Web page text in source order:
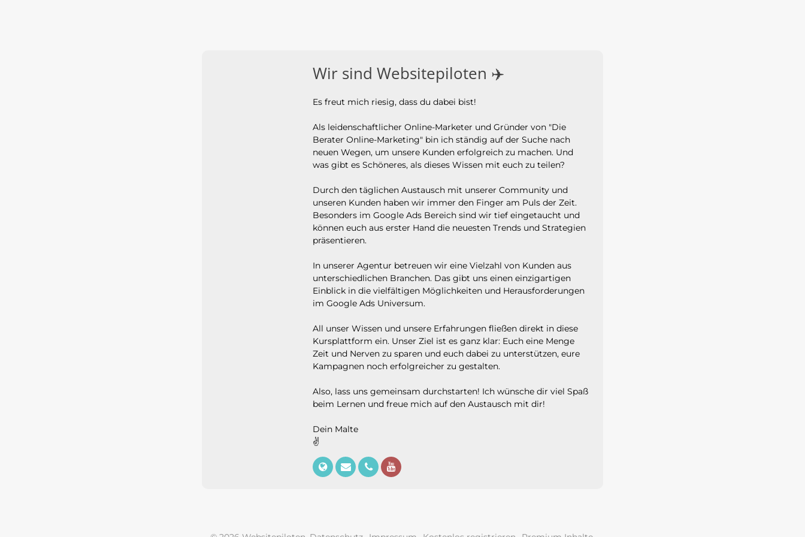
Wir sind Websitepiloten ✈️
Es freut mich riesig, dass du dabei bist!
Als leidenschaftlicher Online-Marketer und Gründer von "Die
Berater Online-Marketing" bin ich ständig auf der Suche nach
neuen Wegen, um unsere Kunden erfolgreich zu machen. Und
was gibt es Schöneres, als dieses Wissen mit euch zu teilen?
Durch den täglichen Austausch mit unserer Community und
unseren Kunden haben wir immer den Finger am Puls der Zeit.
Besonders im Google Ads Bereich sind wir tief eingetaucht und
können euch aus erster Hand die neuesten Trends und Strategien
präsentieren.
In unserer Agentur betreuen wir eine Vielzahl von Kunden aus
unterschiedlichen Branchen. Das gibt uns einen einzigartigen
Einblick in die vielfältigen Möglichkeiten und Herausforderungen
im Google Ads Universum.
All unser Wissen und unsere Erfahrungen fließen direkt in diese
Kursplattform ein. Unser Ziel ist es ganz klar: Euch eine Menge
Zeit und Nerven zu sparen und euch dabei zu unterstützen, eure
Kampagnen noch erfolgreicher zu gestalten.
Also, lass uns gemeinsam durchstarten! Ich wünsche dir viel Spaß
beim Lernen und freue mich auf den Austausch mit dir!
Dein Malte
✌️